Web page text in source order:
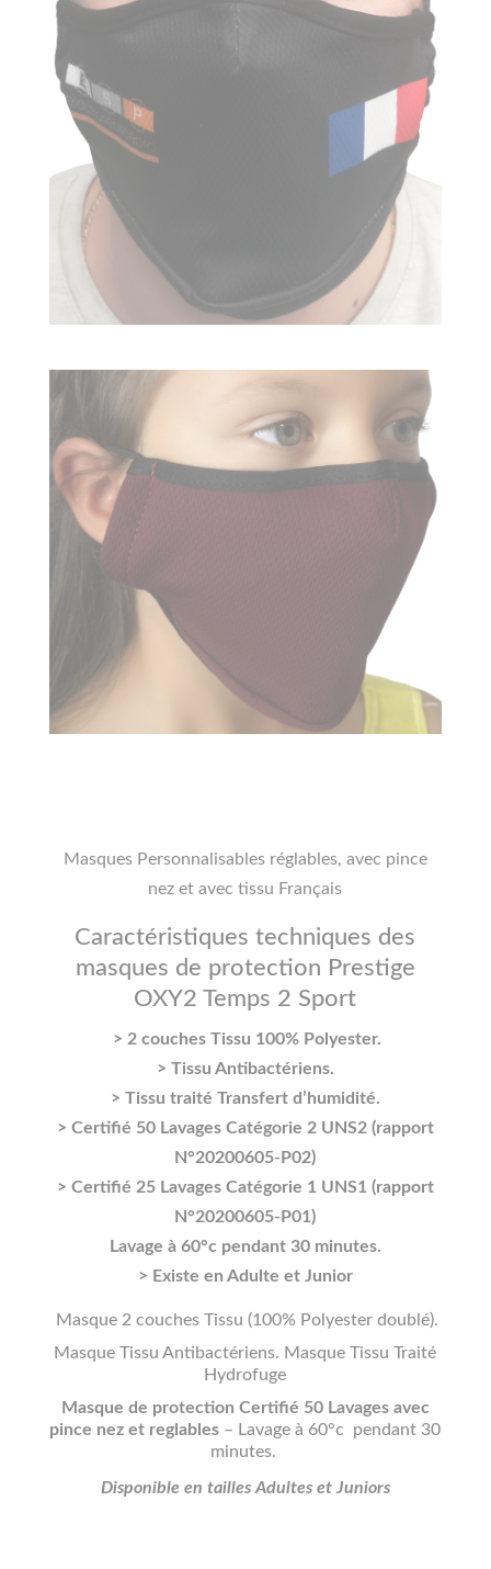
Masques Personnalisables réglables, avec pince
nez et avec tissu Français
Caractéristiques techniques des
masques de protection Prestige
OXY2 Temps 2 Sport
> 2 couches Tissu 100% Polyester.
> Tissu Antibactériens.
> Tissu traité Transfert d’humidité.
> Certifié 50 Lavages Catégorie 2 UNS2 (rapport
N°20200605-P02)
> Certifié 25 Lavages Catégorie 1 UNS1 (rapport
N°20200605-P01)
Lavage à 60°c pendant 30 minutes.
> Existe en Adulte et Junior
Masque 2 couches Tissu (100% Polyester doublé).
Masque Tissu Antibactériens. Masque Tissu Traité
Hydrofuge
Masque de protection Certifié 50 Lavages avec
pince nez et reglables – Lavage à 60°c pendant 30
minutes.
Disponible en tailles Adultes et Juniors